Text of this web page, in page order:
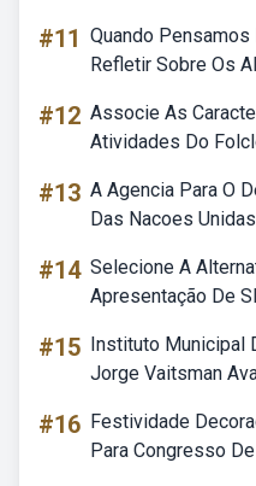
#11 Quando
Refletir Sobre Os
#12 Associe As
Atividades Do
#13 A Agencia Para O
Das Nacoes
#14 Selecione A
Apresentação De
#15 Instituto Municipal
Jorge Vaitsman
#16 Festividade
Para Congresso